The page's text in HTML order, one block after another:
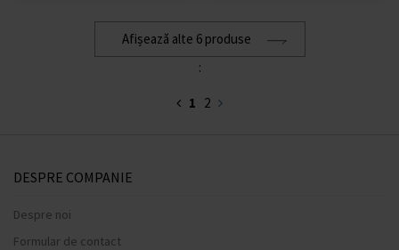
Afișează alte 6 produse
:
1 2
DESPRE COMPANIE
Despre noi
Formular de contact